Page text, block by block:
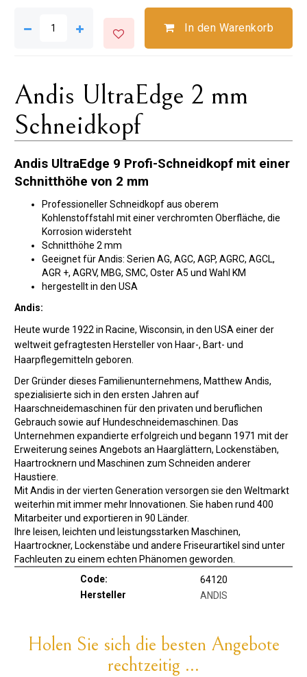
In den Warenkorb
Andis UltraEdge 2 mm
Schneidkopf
Andis UltraEdge 9 Profi-Schneidkopf mit einer
Schnitthöhe von 2 mm
Professioneller Schneidkopf aus oberem
Kohlenstoffstahl mit einer verchromten Oberfläche, die
Korrosion widersteht
Schnitthöhe 2 mm
Geeignet für Andis: Serien AG, AGC, AGP, AGRC, AGCL,
AGR +, AGRV, MBG, SMC, Oster A5 und Wahl KM
hergestellt in den USA
Andis:
Heute wurde 1922 in Racine, Wisconsin, in den USA einer der
weltweit gefragtesten Hersteller von Haar-, Bart- und
Haarpflegemitteln geboren.
Der Gründer dieses Familienunternehmens, Matthew Andis,
spezialisierte sich in den ersten Jahren auf
Haarschneidemaschinen für den privaten und beruflichen
Gebrauch sowie auf Hundeschneidemaschinen. Das
Unternehmen expandierte erfolgreich und begann 1971 mit der
Erweiterung seines Angebots an Haarglättern, Lockenstäben,
Haartrocknern und Maschinen zum Schneiden anderer
Haustiere.
Mit Andis in der vierten Generation versorgen sie den Weltmarkt
weiterhin mit immer mehr Innovationen. Sie haben rund 400
Mitarbeiter und exportieren in 90 Länder.
Ihre leisen, leichten und leistungsstarken Maschinen,
Haartrockner, Lockenstäbe und andere Friseurartikel sind unter
Fachleuten zu einem echten Phänomen geworden.
Code:
64120
Hersteller
ANDIS
Holen Sie sich die besten Angebote
rechtzeitig ...